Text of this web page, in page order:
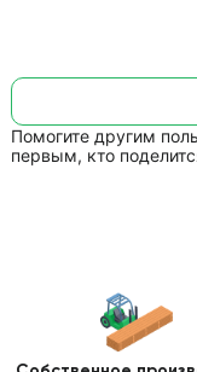
Помогите другим
первым, кто